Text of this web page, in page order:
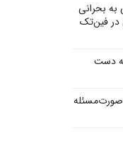
به بحرانی
در فین‌تک
دست
صورت‌مسئله